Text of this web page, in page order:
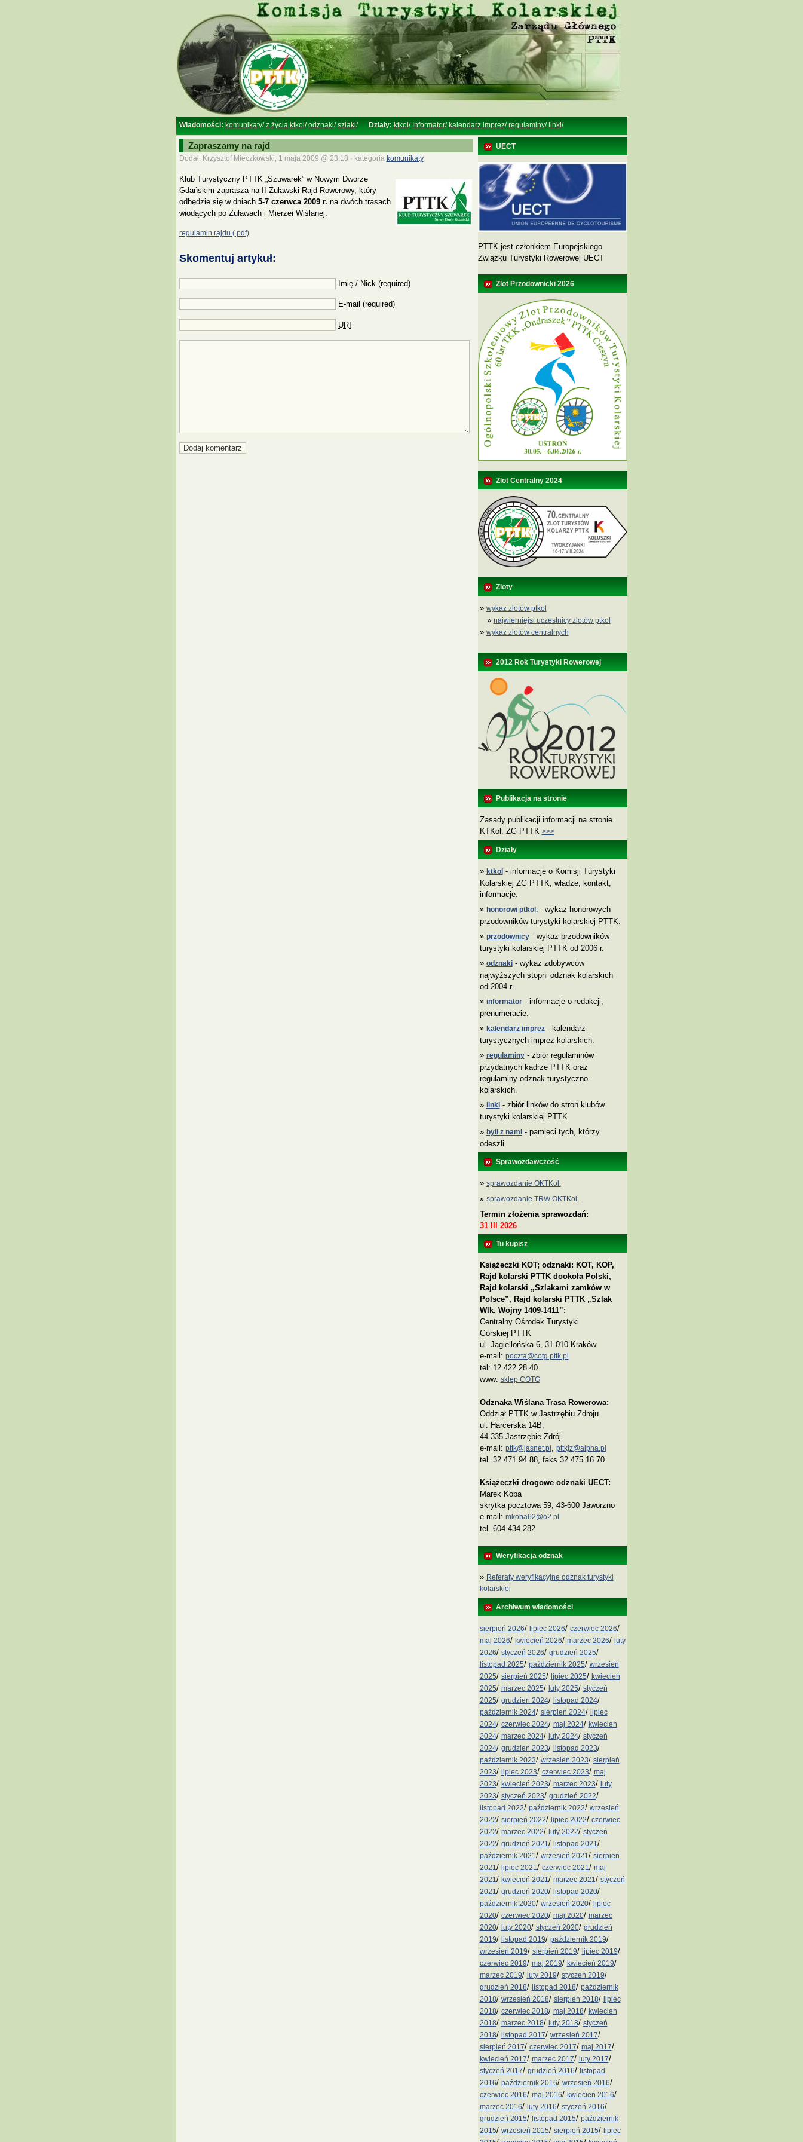
Wiadomości: komunikaty/z życia ktkol /odznaki/szlaki/ Działy: ktkol / Informator/ kalendarz imprez/regulaminy/ linki/
Zapraszamy na rajd
Dodał: Krzysztof Mieczkowski, 1 maja 2009 @ 23:18 · kategoria komunikaty
Klub Turystyczny PTTK „Szuwarek” w Nowym Dworze
Gdańskim zaprasza na II Żuławski Rajd Rowerowy, który
odbędzie się w dniach 5-7 czerwca 2009 r. na dwóch trasach
wiodących po Żuławach i Mierzei Wiślanej.
regulamin rajdu (.pdf)
Skomentuj artykuł:
Imię / Nick (required)
E-mail (required)
URI
UECT
PTTK jest członkiem Europejskiego
Związku Turystyki Rowerowej UECT
Zlot Przodownicki 2026
Zlot Centralny 2024
Zloty
» wykaz zlotów ptkol
» najwierniejsi uczestnicy zlotów ptkol
» wykaz zlotów centralnych
2012 Rok Turystyki Rowerowej
Publikacja na stronie
Zasady publikacji informacji na stronie
KTKol. ZG PTTK >>>
Działy
» ktkol- informacje o Komisji Turystyki
Kolarskiej ZG PTTK, władze, kontakt,
informacje.
» honorowi ptkol.- wykaz honorowych
przodowników turystyki kolarskiej PTTK.
» przodownicy- wykaz przodowników
turystyki kolarskiej PTTK od 2006 r.
» odznaki- wykaz zdobywców
najwyższych stopni odznak kolarskich
od 2004 r.
» informator- informacje o redakcji,
prenumeracie.
» kalendarz imprez- kalendarz
turystycznych imprez kolarskich.
» regulaminy- zbiór regulaminów
przydatnych kadrze PTTK oraz
regulaminy odznak turystyczno-
kolarskich.
» linki- zbiór linków do stron klubów
turystyki kolarskiej PTTK
» byli z nami- pamięci tych, którzy
odeszli
Sprawozdawczość
» sprawozdanie OKTKol.
» sprawozdanie TRW OKTKol.
Termin złożenia sprawozdań:
31 III 2026
Tu kupisz
Książeczki KOT; odznaki: KOT, KOP,
Rajd kolarski PTTK dookoła Polski,
Rajd kolarski „Szlakami zamków w
Polsce”, Rajd kolarski PTTK „Szlak
Wlk. Wojny 1409-1411”:
Centralny Ośrodek Turystyki
Górskiej PTTK
ul. Jagiellońska 6, 31-010 Kraków
e-mail: poczta@cotg.pttk.pl
tel: 12 422 28 40
www: sklep COTG
Odznaka Wiślana Trasa Rowerowa:
Oddział PTTK w Jastrzębiu Zdroju
ul. Harcerska 14B,
44-335 Jastrzębie Zdrój
e-mail: pttk@jasnet.pl pttkjz@alpha.pl
tel. 32 471 94 88, faks 32 475 16 70
Książeczki drogowe odznaki UECT:
Marek Koba
skrytka pocztowa 59, 43-600 Jaworzno
e‑mail: mkoba62@o2.pl
tel. 604 434 282
Weryfikacja odznak
» Referaty weryfikacyjne odznak turystyki
kolarskiej
Archiwum wiadomości
sierpień 2026/ lipiec 2026/ czerwiec 2026/
maj 2026/ kwiecień 2026/ marzec 2026/ luty
2026/ styczeń 2026/ grudzień 2025/
listopad 2025/ październik 2025/ wrzesień
2025/ sierpień 2025/ lipiec 2025/ kwiecień
2025/ marzec 2025/ luty 2025/ styczeń
2025/ grudzień 2024/ listopad 2024/
październik 2024/ sierpień 2024/ lipiec
2024/ czerwiec 2024/ maj 2024/ kwiecień
2024/ marzec 2024/ luty 2024/ styczeń
2024/ grudzień 2023/ listopad 2023/
październik 2023/ wrzesień 2023/ sierpień
2023/ lipiec 2023/ czerwiec 2023/ maj
2023/ kwiecień 2023/ marzec 2023/ luty
2023/ styczeń 2023/ grudzień 2022/
listopad 2022/ październik 2022/ wrzesień
2022/ sierpień 2022/ lipiec 2022/ czerwiec
2022/ marzec 2022/ luty 2022/ styczeń
2022/ grudzień 2021 / listopad 2021 /
październik 2021 / wrzesień 2021 / sierpień
2021 / lipiec 2021 / czerwiec 2021 / maj
2021 / kwiecień 2021 / marzec 2021 / styczeń
2021 / grudzień 2020/ listopad 2020/
październik 2020/ wrzesień 2020/ lipiec
2020/ czerwiec 2020/ maj 2020/ marzec
2020/ luty 2020/ styczeń 2020/ grudzień
2019/ listopad 2019/ październik 2019/
wrzesień 2019/ sierpień 2019/ lipiec 2019/
czerwiec 2019/ maj 2019/ kwiecień 2019/
marzec 2019/ luty 2019/ styczeń 2019/
grudzień 2018/ listopad 2018/ październik
2018/ wrzesień 2018/ sierpień 2018/ lipiec
2018/ czerwiec 2018/ maj 2018/ kwiecień
2018/ marzec 2018/ luty 2018/ styczeń
2018/ listopad 2017/ wrzesień 2017/
sierpień 2017/ czerwiec 2017/ maj 2017/
kwiecień 2017/ marzec 2017/ luty 2017/
styczeń 2017/ grudzień 2016/ listopad
2016/ październik 2016/ wrzesień 2016/
czerwiec 2016/ maj 2016/ kwiecień 2016/
marzec 2016/ luty 2016/ styczeń 2016/
grudzień 2015/ listopad 2015/ październik
2015/ wrzesień 2015/ sierpień 2015/ lipiec